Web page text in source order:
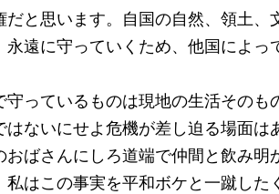
と思います。自国の自然、領土、
遠に守っていくため、他国によっ
っているものは現地の生活そのも
ないにせよ危機が差し迫る場面は
ばさんにしろ道端で仲間と飲み明
はこの事実を平和ボケと一蹴した